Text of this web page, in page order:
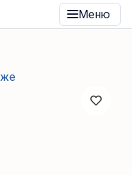
Меню